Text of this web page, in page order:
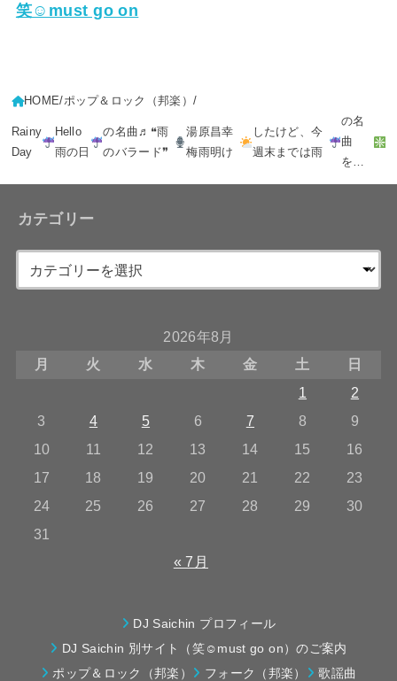
笑☺must go on
HOME ポップ＆ロック（邦楽）
Rainy
Day
Hello
雨の日
の名曲♬❝雨
のバラード❞
湯原昌幸
梅雨明け
したけど、今
週末までは雨
の名
曲
を…
カテゴリー
2026年8月
月
火 水 木 金 土
日
1
2
3
4 5 6 7 8
9
10
11 12 13 14 15
16
17
18 19 20 21 22
23
24
25 26 27 28 29
30
31
« 7月
DJ Saichin プロフィール
DJ Saichin 別サイト（笑☺must go on）のご案内
ポップ＆ロック（邦楽）
フォーク（邦楽） 歌謡曲